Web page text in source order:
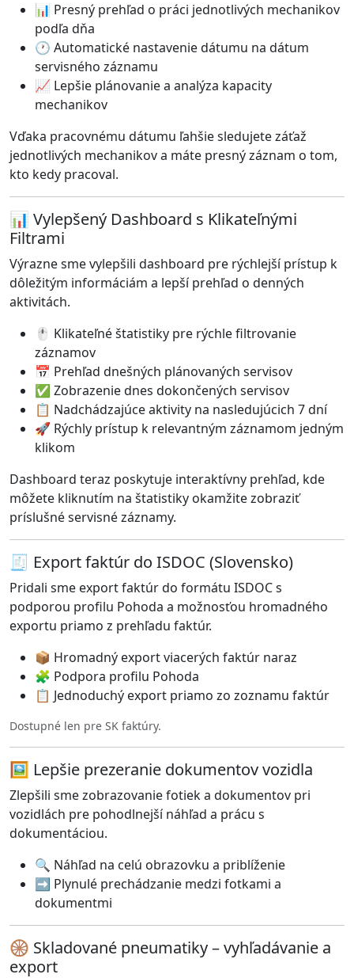
📊 Presný prehľad o práci jednotlivých mechanikov
podľa dňa
🕐 Automatické nastavenie dátumu na dátum
servisného záznamu
📈 Lepšie plánovanie a analýza kapacity
mechanikov
Vďaka pracovnému dátumu ľahšie sledujete záťaž
jednotlivých mechanikov a máte presný záznam o tom,
kto kedy pracoval.
📊 Vylepšený Dashboard s Klikateľnými
Filtrami
Výrazne sme vylepšili dashboard pre rýchlejší prístup k
dôležitým informáciám a lepší prehľad o denných
aktivitách.
🖱️ Klikateľné štatistiky pre rýchle filtrovanie
záznamov
📅 Prehľad dnešných plánovaných servisov
✅ Zobrazenie dnes dokončených servisov
📋 Nadchádzajúce aktivity na nasledujúcich 7 dní
🚀 Rýchly prístup k relevantným záznamom jedným
klikom
Dashboard teraz poskytuje interaktívny prehľad, kde
môžete kliknutím na štatistiky okamžite zobraziť
príslušné servisné záznamy.
🧾 Export faktúr do ISDOC (Slovensko)
Pridali sme export faktúr do formátu ISDOC s
podporou profilu Pohoda a možnosťou hromadného
exportu priamo z prehľadu faktúr.
📦 Hromadný export viacerých faktúr naraz
🧩 Podpora profilu Pohoda
📋 Jednoduchý export priamo zo zoznamu faktúr
Dostupné len pre SK faktúry.
🖼️ Lepšie prezeranie dokumentov vozidla
Zlepšili sme zobrazovanie fotiek a dokumentov pri
vozidlách pre pohodlnejší náhľad a prácu s
dokumentáciou.
🔍 Náhľad na celú obrazovku a priblíženie
➡️ Plynulé prechádzanie medzi fotkami a
dokumentmi
🛞 Skladované pneumatiky – vyhľadávanie a
export